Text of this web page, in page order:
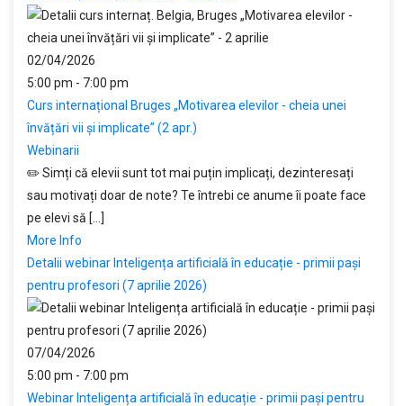
02/04/2026
5:00 pm - 7:00 pm
Curs internațional Bruges „Motivarea elevilor - cheia unei
învățări vii și implicate” (2 apr.)
Webinarii
✏️ Simți că elevii sunt tot mai puțin implicați, dezinteresați
sau motivați doar de note? Te întrebi ce anume îi poate face
pe elevi să [...]
More Info
Detalii webinar Inteligența artificială în educație - primii pași
pentru profesori (7 aprilie 2026)
07/04/2026
5:00 pm - 7:00 pm
Webinar Inteligența artificială în educație - primii pași pentru